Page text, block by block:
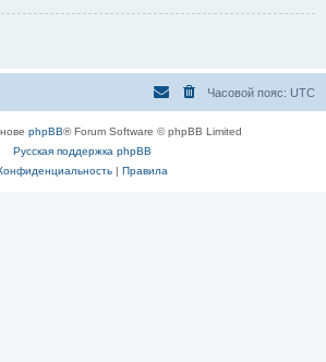
Часовой пояс: UTC
phpBB® Forum Software © phpBB Limited
Русская поддержка phpBB
| Правила